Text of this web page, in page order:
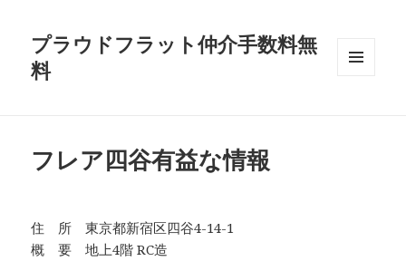
プラウドフラット仲介手数料無
料
フレア四谷有益な情報
住 所 東京都新宿区四谷4-14-1
概 要 地上4階 RC造